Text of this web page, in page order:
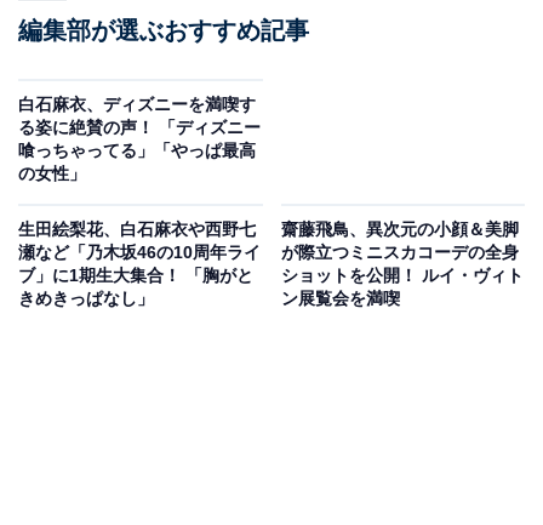
編集部が選ぶおすすめ記事
白石麻衣、ディズニーを満喫す
る姿に絶賛の声！ 「ディズニー
喰っちゃってる」「やっぱ最高
の女性」
生田絵梨花、白石麻衣や西野七
瀬など「乃木坂46の10周年ライ
ブ」に1期生大集合！ 「胸がと
きめきっぱなし」
齋藤飛鳥、異次元の小顔＆美脚
が際立つミニスカコーデの全身
ショットを公開！ ルイ・ヴィト
ン展覧会を満喫